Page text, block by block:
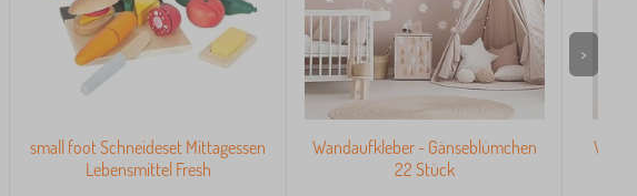
small foot Schneideset Mittagessen
Lebensmittel Fresh
Wandaufkleber - Gänseblümchen
22 Stück
>